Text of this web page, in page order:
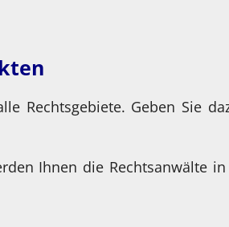
Rechtsgebiete. Geben Sie
Ihnen die Rechtsanwälte